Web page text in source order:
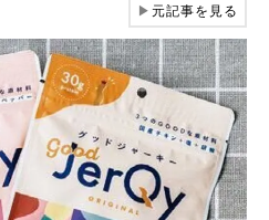
▶元記事を見る